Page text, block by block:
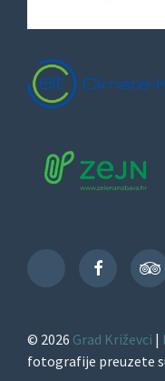
TikTok
Facebook
© 2026 Grad Križevci |
fotografije preuzete